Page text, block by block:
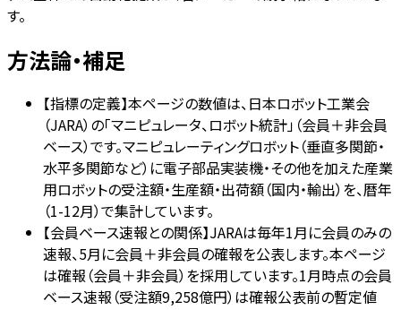
す。
方法論・補足
【指標の定義】本ページの数値は、日本ロボット工業会
（JARA）の「マニピュレータ、ロボット統計」（会員＋非会員
ベース）です。マニピュレーティングロボット（垂直多関節・
水平多関節など）に電子部品実装機・その他を加えた産業
用ロボットの受注額・生産額・出荷額（国内・輸出）を、暦年
（1-12月）で集計しています。
【会員ベース速報との関係】JARAは毎年1月に会員のみの
速報、5月に会員＋非会員の確報を公表します。本ページ
は確報（会員＋非会員）を採用しています。1月時点の会員
ベース速報（受注額9,258億円）は確報公表前の暫定値